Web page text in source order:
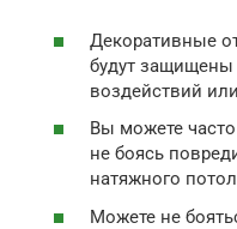
Декоративные
будут защищены
воздействий
Вы можете
не боясь
натяжного
Можете не